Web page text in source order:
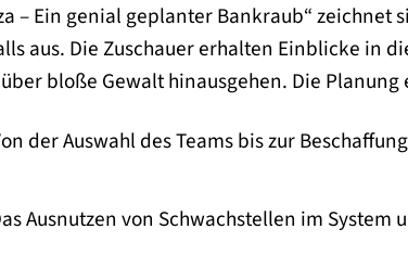
– Ein genial geplanter Bankraub“
aus. Die Zuschauer erhalten Einblicke in
bloße Gewalt hinausgehen. Die
der Auswahl des Teams bis zur
Ausnutzen von Schwachstellen im